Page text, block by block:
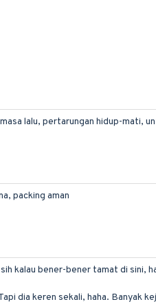
lalu, pertarungan hidup-mati,
packing aman
kalau bener-bener tamat di sini,
dia keren sekali, haha. Banyak